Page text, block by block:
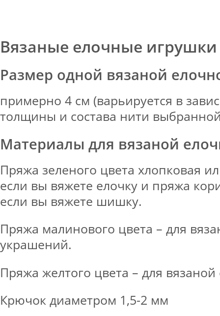
Вязаные елочные игрушки
Размер одной вязаной
примерно 4 см (варьируется в
толщины и состава нити
Материалы для вязаной
Пряжа зеленого цвета хлопковая
если вы вяжете елочку и пряжа
если вы вяжете шишку.
Пряжа малинового цвета – для
украшений.
Пряжа желтого цвета – для
Крючок диаметром 1,5-2 мм